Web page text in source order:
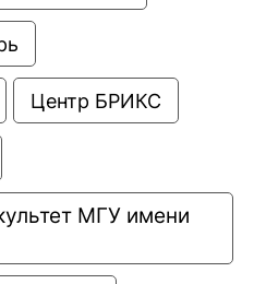
Центр БРИКС
МГУ имени